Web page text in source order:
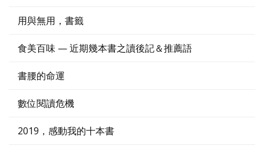
用與無用，書籤
食美百味 — 近期幾本書之讀後記＆推薦語
書腰的命運
數位閱讀危機
2019，感動我的十本書